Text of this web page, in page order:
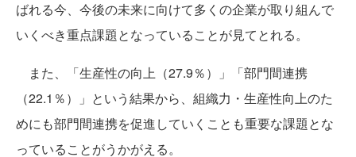
ばれる今、今後の未来に向けて多くの企業が取り組んで
いくべき重点課題となっていることが見てとれる。
また、「生産性の向上（27.9％）」「部門間連携
（22.1％）」という結果から、組織力・生産性向上のた
めにも部門間連携を促進していくことも重要な課題とな
っていることがうかがえる。